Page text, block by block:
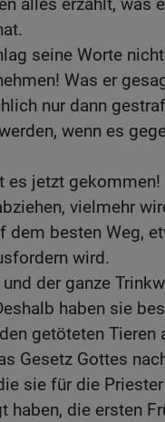
alles erzählt, was
seine Worte
Was er
nur dann
wenn es
es jetzt gekommen!
vielmehr
dem besten Weg,
wird.
der ganze
haben sie
getöteten Tieren
Gesetz Gottes
sie für die
haben, die ersten